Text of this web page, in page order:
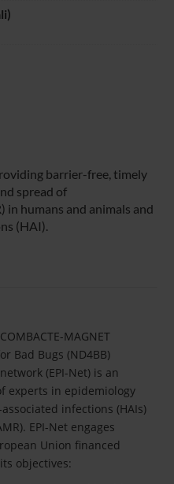
barrier-free, timely
spread of
humans and animals and
(HAI).
MAGNET
Bad Bugs (ND4BB)
(EPI-Net) is an
experts in epidemiology
infections (HAIs)
EPI-Net engages
Union financed
objectives: